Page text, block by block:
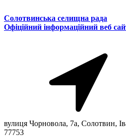
Солотвинська селищна рада
Офіційний інформаційний веб
вулиця Чорновола, 7a, Солотвин,
77753